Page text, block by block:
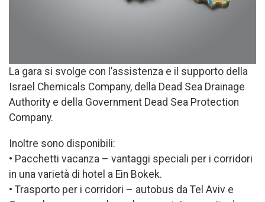
La gara si svolge con l’assistenza e il supporto della
Israel Chemicals Company, della Dead Sea Drainage
Authority e della Government Dead Sea Protection
Company.
Inoltre sono disponibili:
• Pacchetti vacanza – vantaggi speciali per i corridori
in una varietà di hotel a Ein Bokek.
• Trasporto per i corridori – autobus da Tel Aviv e